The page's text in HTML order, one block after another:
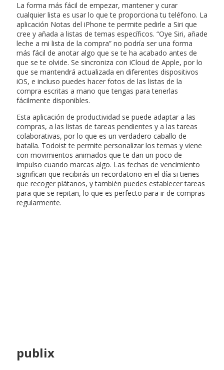
La forma más fácil de empezar, mantener y curar
cualquier lista es usar lo que te proporciona tu teléfono. La
aplicación Notas del iPhone te permite pedirle a Siri que
cree y añada a listas de temas específicos. “Oye Siri, añade
leche a mi lista de la compra” no podría ser una forma
más fácil de anotar algo que se te ha acabado antes de
que se te olvide. Se sincroniza con iCloud de Apple, por lo
que se mantendrá actualizada en diferentes dispositivos
iOS, e incluso puedes hacer fotos de las listas de la
compra escritas a mano que tengas para tenerlas
fácilmente disponibles.
Esta aplicación de productividad se puede adaptar a las
compras, a las listas de tareas pendientes y a las tareas
colaborativas, por lo que es un verdadero caballo de
batalla. Todoist te permite personalizar los temas y viene
con movimientos animados que te dan un poco de
impulso cuando marcas algo. Las fechas de vencimiento
significan que recibirás un recordatorio en el día si tienes
que recoger plátanos, y también puedes establecer tareas
para que se repitan, lo que es perfecto para ir de compras
regularmente.
publix